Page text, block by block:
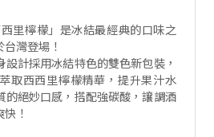
里檸檬」是冰結最經典的口味之
灣登場！
計採用冰結特色的雙色新包裝，
取西西里檸檬精華，提升果汁水
的絕妙口感，搭配強碳酸，讓調酒
！